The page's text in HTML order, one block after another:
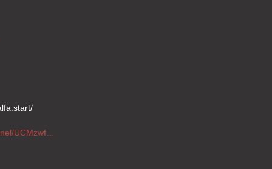
https://www.youtube.com/channel/UCMzwfuPdxogFIKF_nELVFNw